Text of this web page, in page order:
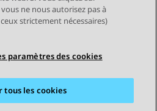
d'utilisation
ne nous autorisez pas à
strictement nécessaires)
paramètres des cookies
tous les cookies